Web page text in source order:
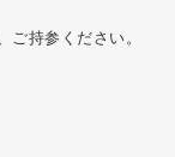
ご持参ください。